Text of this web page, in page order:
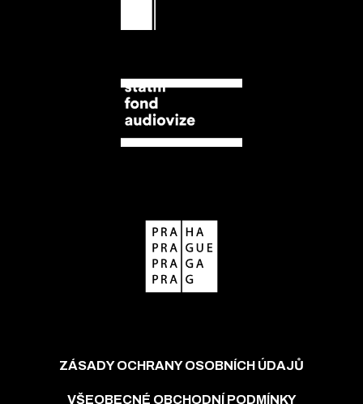
ZÁSADY OCHRANY OSOBNÍCH ÚDAJŮ
VŠEOBECNÉ OBCHODNÍ PODMÍNKY